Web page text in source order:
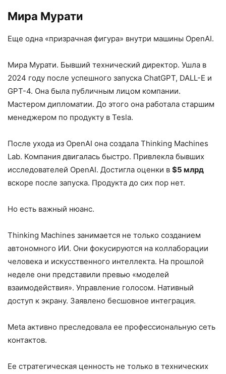
Мира Мурати
Еще одна «призрачная фигура» внутри машины OpenAI.
Мира Мурати. Бывший технический директор. Ушла в
2024 году после успешного запуска ChatGPT, DALL-E и
GPT-4. Она была публичным лицом компании.
Мастером дипломатии. До этого она работала старшим
менеджером по продукту в Tesla.
После ухода из OpenAI она создала Thinking Machines
Lab. Компания двигалась быстро. Привлекла бывших
исследователей OpenAI. Достигла оценки в $5 млрд
вскоре после запуска. Продукта до сих пор нет.
Но есть важный нюанс.
Thinking Machines занимается не только созданием
автономного ИИ. Они фокусируются на коллаборации
человека и искусственного интеллекта. На прошлой
неделе они представили превью «моделей
взаимодействия». Управление голосом. Нативный
доступ к экрану. Заявлено бесшовное интеграция.
Meta активно преследовала ее профессиональную сеть
контактов.
Ее стратегическая ценность не только в технических